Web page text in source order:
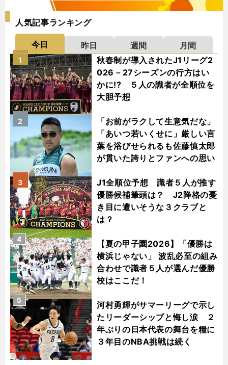
人気記事ランキング
今日 昨日 週間
月間
秋春制が導入されたJ1リーグ2
026－27シーズンの行方はい
かに!? ５人の識者が全順位を
大胆予想
1
「お前がラクして生意気だな」
「あいつ若いくせに」厳しい言
葉を浴びせられるも佐藤慎太郎
が貫いた誇りとファンへの思い
2
J1全順位予想 識者５人が推す
優勝候補筆頭は？ J2降格の憂
き目に遭いそうな３クラブと
は？
3
【夏の甲子園2026】「優勝は
横浜じゃない」 波乱必至の組み
合わせで識者５人が選んだ優勝
校はここだ！
4
河村勇輝がサマーリーグで示し
たリーダーシップと悔し涙 ２
年ぶりの日本代表の舞台を糧に
３年目のNBA挑戦は続く
5